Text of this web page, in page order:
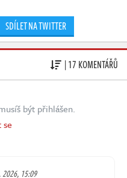
SDÍLET NA TWITTER
| 17 KOMENTÁŘŮ
být přihlášen.
se
15:09